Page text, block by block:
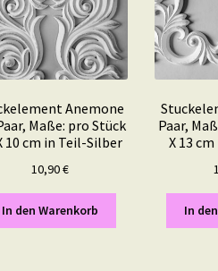
Anemone
Maße: pro Stück
10 cm in Teil-Silber
10,90€
In den Warenkorb
Paar,
X 13
In